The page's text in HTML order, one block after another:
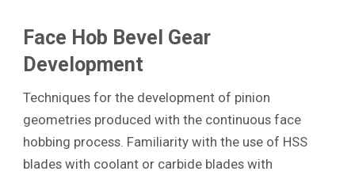
Face Hob Bevel Gear
Development
Techniques for the development of pinion
geometries produced with the continuous face
hobbing process. Familiarity with the use of HSS
blades with coolant or carbide blades with